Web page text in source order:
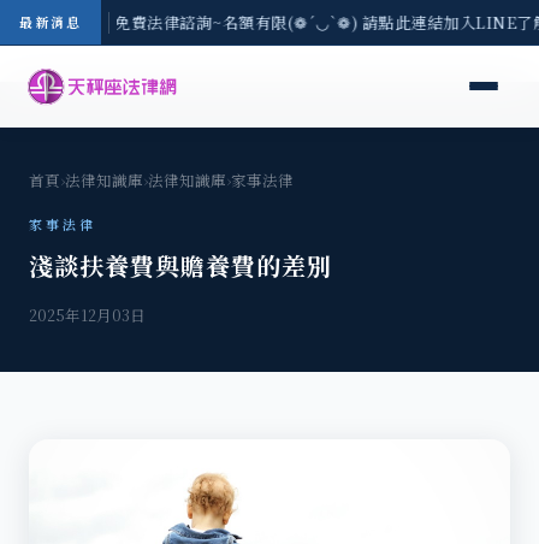
最新消息
-8/3(一) 現場免費法律諮詢~名額有限(❁´◡`❁) 請點此連結加入LINE
首頁›法律知識庫›法律知識庫›家事法律
家事法律
淺談扶養費與贍養費的差別
2025年12月03日